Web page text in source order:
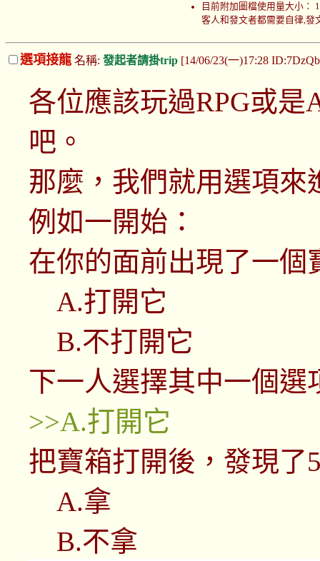
目前附加圖檔使用量大小：
客人和發文者都需要自律,發
選項接龍 名稱: 發起者請掛trip [14/06/23(一)17:28
各位應該玩過RPG或
吧。
那麼，我們就用選項來
例如一開始：
在你的面前出現了一個
A.打開它
B.不打開它
下一人選擇其中一個選
>>A.打開它
把寶箱打開後，發現了
A.拿
B.不拿